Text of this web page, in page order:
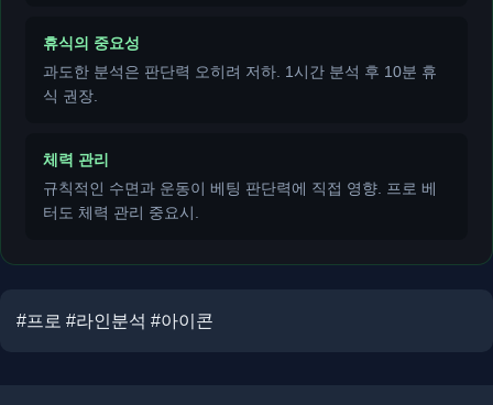
휴식의 중요성
과도한 분석은 판단력 오히려 저하. 1시간 분석 후 10분 휴
식 권장.
체력 관리
규칙적인 수면과 운동이 베팅 판단력에 직접 영향. 프로 베
터도 체력 관리 중요시.
#프로 #라인분석 #아이콘